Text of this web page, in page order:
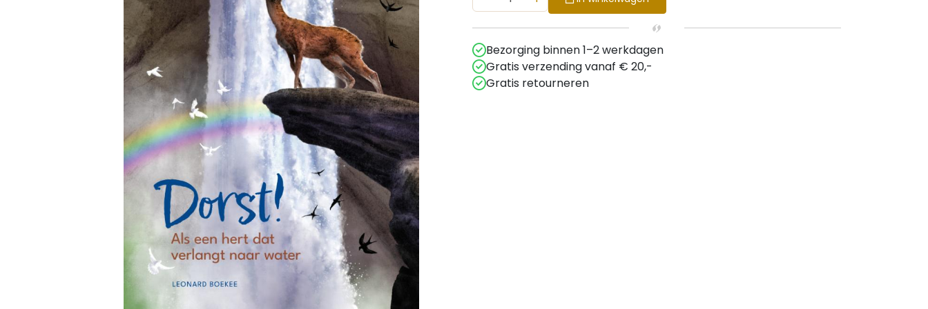
Bezorging binnen 1–2 werkdagen
Gratis verzending vanaf € 20,-
Gratis retourneren